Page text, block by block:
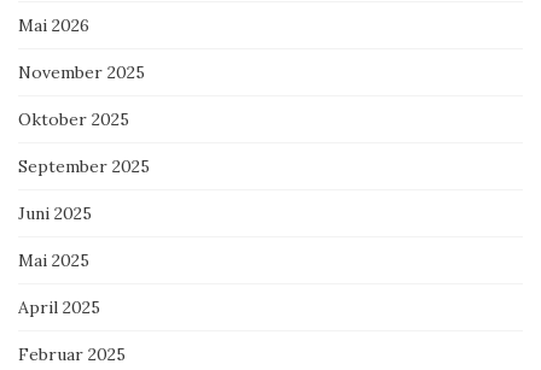
Mai 2026
November 2025
Oktober 2025
September 2025
Juni 2025
Mai 2025
April 2025
Februar 2025